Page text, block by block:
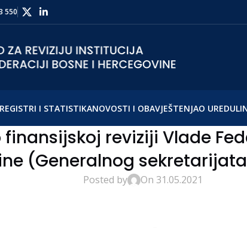
550
REGISTRI I STATISTIKANOVOSTI I OBAVJEŠTENJAO UREDU
finansijskoj reviziji Vlade
(Generalnog
Posted by On 31.05.2021